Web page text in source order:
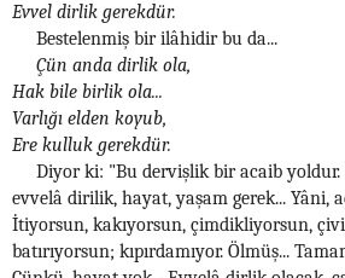
Evvel dirlik gerekdür.
Bestelenmiş bir ilâhidir bu da...
Çün anda dirlik ola,
Hak bile birlik ola...
Varlığı elden koyub,
Ere kulluk gerekdür.
Diyor ki: "Bu dervişlik bir acaib yoldur.
evvelâ dirilik, hayat, yaşam gerek... Yâni,
İtiyorsun, kakıyorsun, çimdikliyorsun, çivi
batırıyorsun; kıpırdamıyor. Ölmüş...